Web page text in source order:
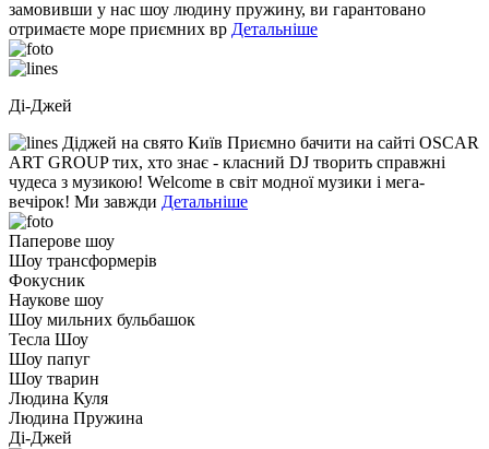
замовивши у нас шоу людину пружину, ви гарантовано
отримаєте море приємних вр Детальніше
Ді-Джей
Діджей на свято Київ Приємно бачити на сайті OSCAR
ART GROUP тих, хто знає - класний DJ творить справжні
чудеса з музикою! Welcome в світ модної музики і мега-
вечірок! Ми завжди Детальніше
Паперове шоу
Шоу трансформерів
Фокусник
Наукове шоу
Шоу мильних бульбашок
Тесла Шоу
Шоу папуг
Шоу тварин
Людина Куля
Людина Пружина
Ді-Джей